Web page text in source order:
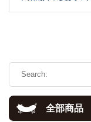
全部商品